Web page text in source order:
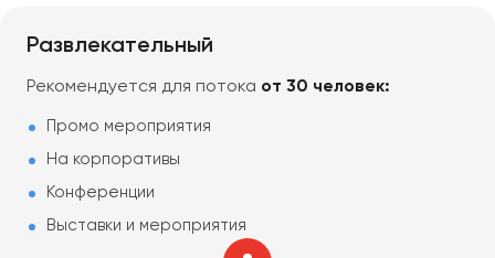
Развлекательный
Рекомендуется для потока от 30 человек:
Промо мероприятия
На корпоративы
Конференции
Выставки и мероприятия